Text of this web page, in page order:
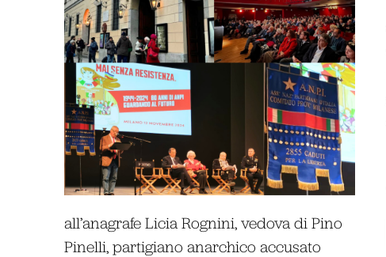
all’anagrafe Licia Rognini, vedova di Pino
Pinelli, partigiano anarchico accusato